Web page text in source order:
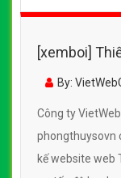
[xemboi]
By:
Công ty
phongthuysovn
kế website web